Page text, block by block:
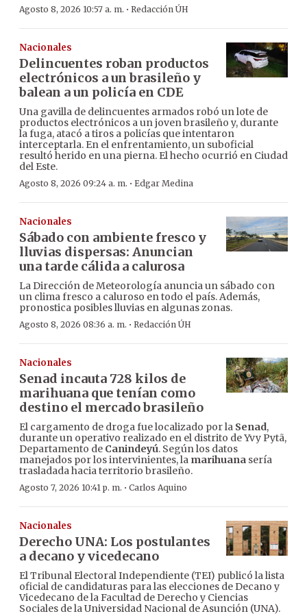
Agosto 8, 2026 10:57 a. m. · Redacción ÚH
Nacionales
Delincuentes roban productos
electrónicos a un brasileño y
balean a un policía en CDE
Una gavilla de delincuentes armados robó un lote de
productos electrónicos a un joven brasileño y, durante
la fuga, atacó a tiros a policías que intentaron
interceptarla. En el enfrentamiento, un suboficial
resultó herido en una pierna. El hecho ocurrió en Ciudad
del Este.
Agosto 8, 2026 09:24 a. m. · Edgar Medina
Nacionales
Sábado con ambiente fresco y
lluvias dispersas: Anuncian
una tarde cálida a calurosa
La Dirección de Meteorología anuncia un sábado con
un clima fresco a caluroso en todo el país. Además,
pronostica posibles lluvias en algunas zonas.
Agosto 8, 2026 08:36 a. m. · Redacción ÚH
Nacionales
Senad incauta 728 kilos de
marihuana que tenían como
destino el mercado brasileño
El cargamento de droga fue localizado por la Senad,
durante un operativo realizado en el distrito de Yvy Pytã,
Departamento de Canindeyú. Según los datos
manejados por los intervinientes, la marihuana sería
trasladada hacia territorio brasileño.
Agosto 7, 2026 10:41 p. m. · Carlos Aquino
Nacionales
Derecho UNA: Los postulantes
a decano y vicedecano
El Tribunal Electoral Independiente (TEI) publicó la lista
oficial de candidaturas para las elecciones de Decano y
Vicedecano de la Facultad de Derecho y Ciencias
Sociales de la Universidad Nacional de Asunción (UNA).